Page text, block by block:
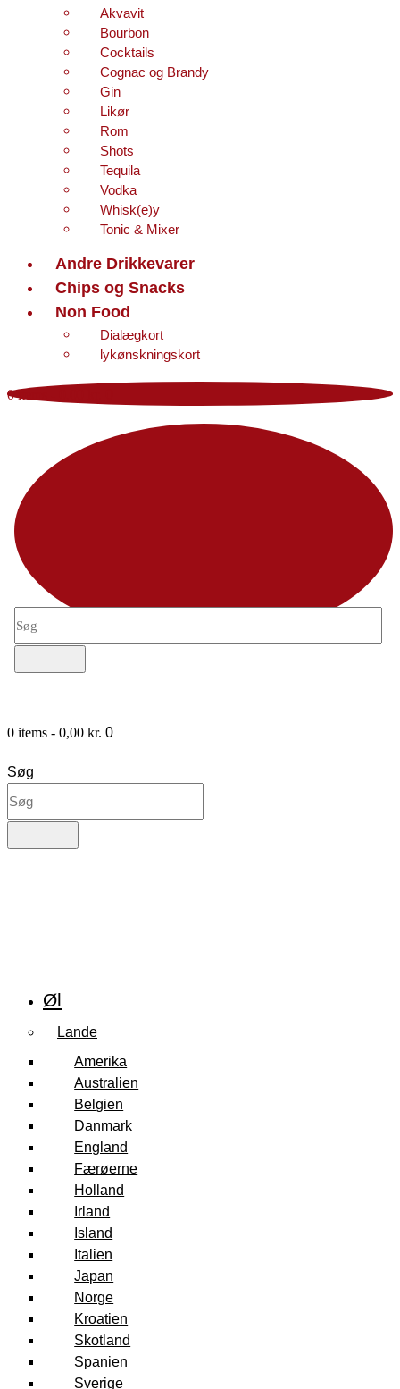
Akvavit
Bourbon
Cocktails
Cognac og Brandy
Gin
Likør
Rom
Shots
Tequila
Vodka
Whisk(e)y
Tonic & Mixer
Andre Drikkevarer
Chips og Snacks
Non Food
Dialægkort
lykønskningskort
0 items
0 items - 0,00 kr. 0
Søg
Øl
Lande
Amerika
Australien
Belgien
Danmark
England
Færøerne
Holland
Irland
Island
Italien
Japan
Norge
Kroatien
Skotland
Spanien
Sverige